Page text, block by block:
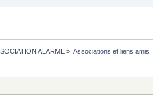
ALARME» Associations et liens amis !